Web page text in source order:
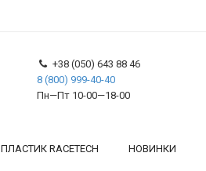
+38 (050) 643 88 46
8 (800) 999-40-40
Пн—Пт 10-00—18-00
ПЛАСТИК RACETECH НОВИНКИ